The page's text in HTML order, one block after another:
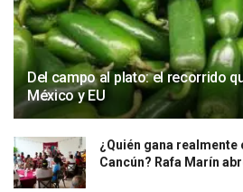
Del campo al plato: el recorrido
México y EU
¿Quién gana
Cancún? Rafa Marín